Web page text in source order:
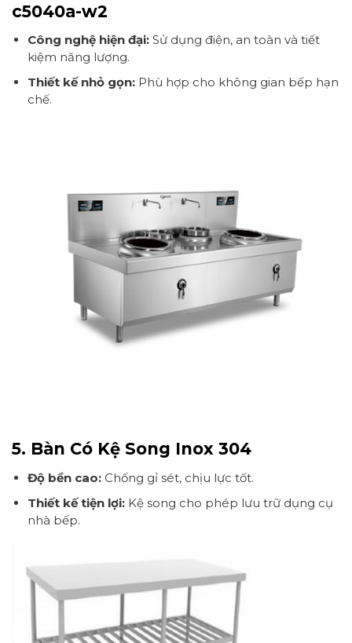
c5040a-w2
Công nghệ hiện đại:Sử dụng điện, an toàn và tiết
kiệm năng lượng.
Thiết kế nhỏ gọn:Phù hợp cho không gian bếp hạn
chế.
5. Bàn Có Kệ Song Inox 304
Độ bền cao:Chống gỉ sét, chịu lực tốt.
Thiết kế tiện lợi:Kệ song cho phép lưu trữ dụng cụ
nhà bếp.